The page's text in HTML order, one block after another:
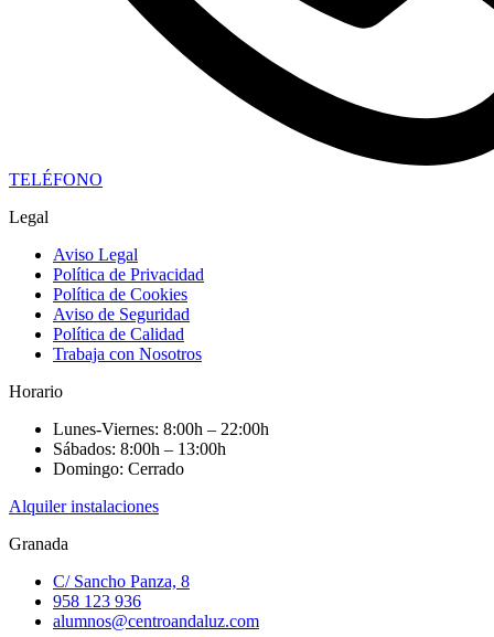
TELÉFONO
Legal
Aviso Legal
Política de Privacidad
Política de Cookies
Aviso de Seguridad
Política de Calidad
Trabaja con Nosotros
Horario
Lunes-Viernes: 8:00h – 22:00h
Sábados: 8:00h – 13:00h
Domingo: Cerrado
Alquiler instalaciones
Granada
C/ Sancho Panza, 8
958 123 936
alumnos@centroandaluz.com